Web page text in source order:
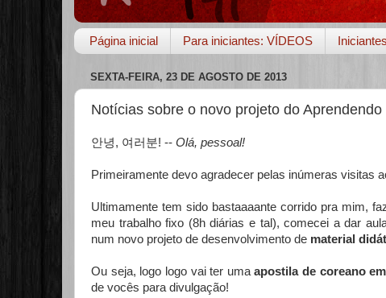
Página inicial Para iniciantes: VÍDEOS
SEXTA-FEIRA, 23 DE AGOSTO DE 2013
Notícias sobre o novo projeto do Aprendendo
안녕, 여러분! -- Olá, pessoal!
Primeiramente devo agradecer pelas inúmeras visitas
Ultimamente tem sido bastaaaante corrido pra mim,
meu trabalho fixo (8h diárias e tal), comecei a dar
num novo projeto de desenvolvimento de material
Ou seja, logo logo vai ter umaapostila de coreano
de vocês para divulgação!